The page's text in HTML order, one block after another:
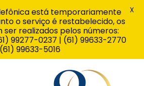
está temporariamente
o serviço é restabelecido, os
realizados pelos números:
99277-0237 | (61) 99633-2770
99633-5016
X